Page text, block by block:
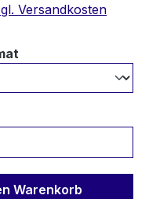
Versandkosten
Warenkorb